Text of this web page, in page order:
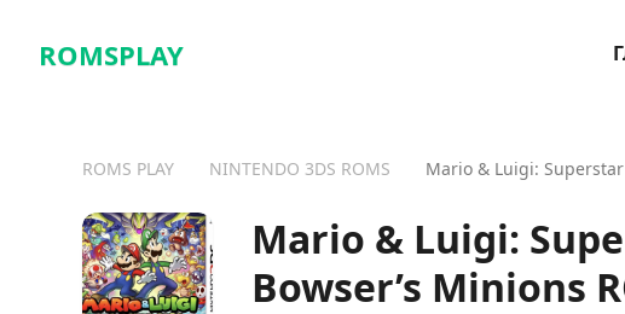
ROMSPLAY
ROMS PLAY NINTENDO 3DS ROMS Mario & Luigi:
Mario & Luigi:
Bowser’s Minions